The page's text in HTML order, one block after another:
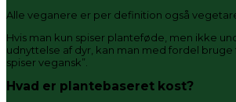
Alle veganere er per definition også
Hvis man kun spiser planteføde, men ikke
udnyttelse af dyr, kan man med fordel bruge
spiser vegansk”.
Hvad er plantebaseret kost?